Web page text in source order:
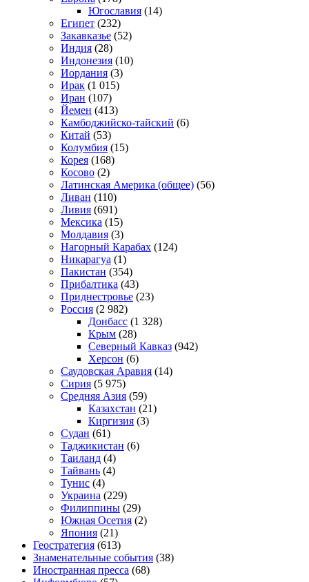
Югославия (14)
Египет (232)
Закавказье (52)
Индия (28)
Индонезия (10)
Иордания (3)
Ирак (1 015)
Иран (107)
Йемен (413)
Камбоджийско-тайский (6)
Китай (53)
Колумбия (15)
Корея (168)
Косово (2)
Латинская Америка (общее) (56)
Ливан (110)
Ливия (691)
Мексика (15)
Молдавия (3)
Нагорный Карабах (124)
Никарагуа (1)
Пакистан (354)
Прибалтика (43)
Приднестровье (23)
Россия (2 982)
Донбасс (1 328)
Крым (28)
Северный Кавказ (942)
Херсон (6)
Саудовская Аравия (14)
Сирия (5 975)
Средняя Азия (59)
Казахстан (21)
Киргизия (3)
Судан (61)
Таджикистан (6)
Таиланд (4)
Тайвань (4)
Тунис (4)
Украина (229)
Филиппины (29)
Южная Осетия (2)
Япония (21)
Геостратегия (613)
Знаменательные события (38)
Иностранная пресса (68)